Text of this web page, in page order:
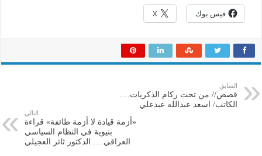
فيس بوك X
السابق
قصص// من تحت ركام الذكريات….
الكاتب/ اسعد عبدالله عبدعلي
التالي
«أزمة قيادة لا أزمة طائفة» قراءة
بنيوية في النظام السياسي
العراقي…. الدكتور ثائر العجيلي